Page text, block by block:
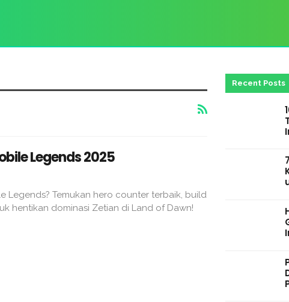
Legends 2025
Legends? Temukan hero counter terbaik, build
hentikan dominasi Zetian di Land of Dawn!
Recent Posts